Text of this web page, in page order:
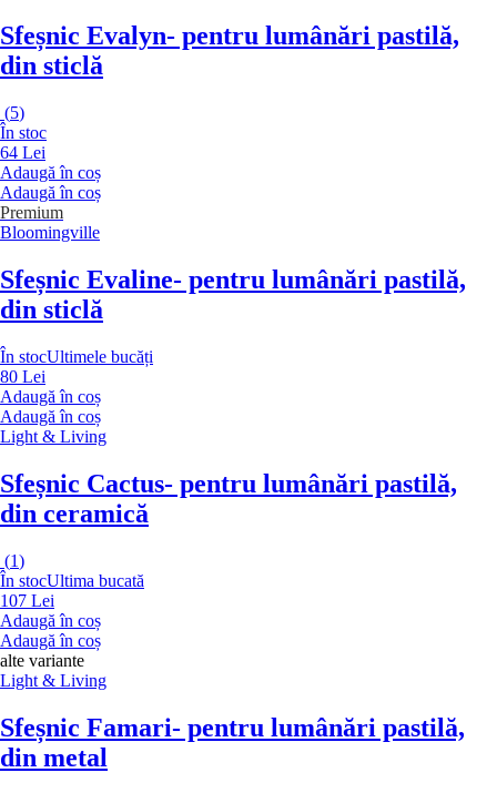
Sfeșnic Evalyn- pentru lumânări pastilă,
din sticlă
(5)
În stoc
64 Lei
Adaugă în coș
Adaugă în coș
Premium
Bloomingville
Sfeșnic Evaline- pentru lumânări pastilă,
din sticlă
În stocUltimele bucăți
80 Lei
Adaugă în coș
Adaugă în coș
Light & Living
Sfeșnic Cactus- pentru lumânări pastilă,
din ceramică
(1)
În stocUltima bucată
107 Lei
Adaugă în coș
Adaugă în coș
alte variante
Light & Living
Sfeșnic Famari- pentru lumânări pastilă,
din metal